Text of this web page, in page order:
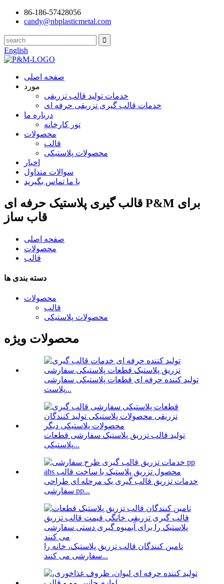
86-186-57428056
candy@nbplasticmetal.com
English
صفحه اصلی
مورد
خدمات تولید قالب تزریقی
خدمات قالب گیری تزریقی حرفه ای
درباره ما
تور کارخانه
محصولات
قالب
محصولات پلاستیکی
اخبار
سوالات متداول
با ما تماس بگیرید
قالب گیری پلاستیک حرفه ای P&M برای
قاب ساز
صفحه اصلی
محصولات
قالب
دسته بندی ها
محصولات
قالب
محصولات پلاستیکی
محصولات ویژه
تولید کننده حرفه ای قطعات پلاستیکی سفارشی
پلاست...
تولید قالب تزریق پلاستیک سفارشی قطعات
پلاستیکی...
خدمات تزریق قالب گیری یک مرحله ای طراحی
سفارشی pp...
تامین کنندگان قالب تزریق پلاستیک، خانه را
سفارشی می کنند...